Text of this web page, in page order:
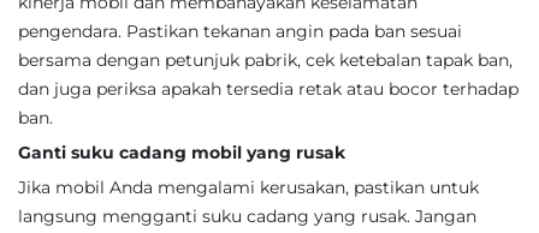
pengendara. Pastikan tekanan angin pada ban sesuai
bersama dengan petunjuk pabrik, cek ketebalan tapak ban,
dan juga periksa apakah tersedia retak atau bocor terhadap
ban.
Ganti suku cadang mobil yang rusak
Jika mobil Anda mengalami kerusakan, pastikan untuk
langsung mengganti suku cadang yang rusak. Jangan